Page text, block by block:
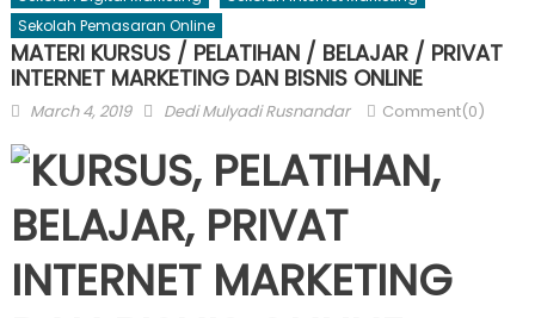
Sekolah Pemasaran Online
MATERI KURSUS / PELATIHAN / BELAJAR / PRIVAT
INTERNET MARKETING DAN BISNIS ONLINE
Posted
March 4, 2019 Author
Dedi Mulyadi Rusnandar Comment(0)